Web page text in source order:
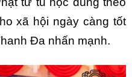
xã hội ngày càng tốt
Đa nhấn mạnh.